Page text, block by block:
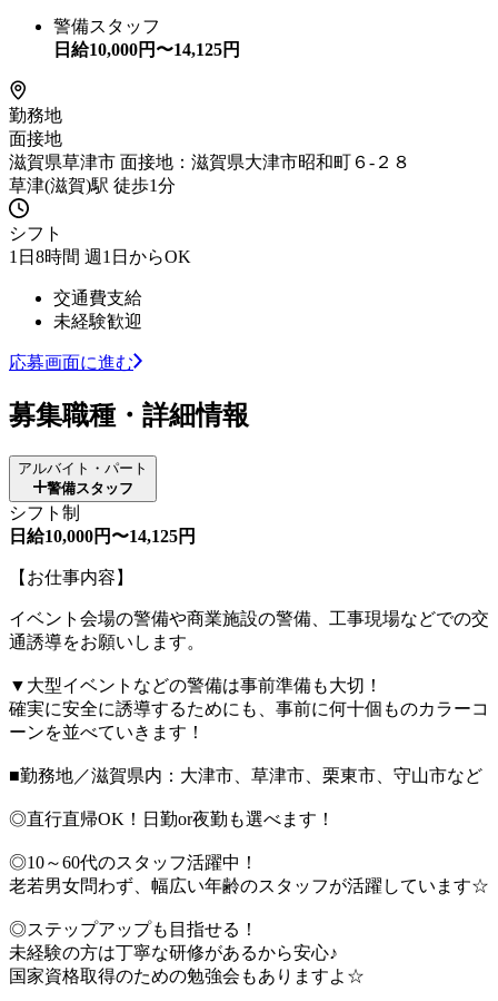
警備スタッフ
日給10,000円〜14,125円
勤務地
面接地
滋賀県草津市 面接地：滋賀県大津市昭和町６-２８
草津(滋賀)駅 徒歩1分
シフト
1日8時間 週1日からOK
交通費支給
未経験歓迎
応募画面に進む
募集職種・詳細情報
アルバイト・パート
警備スタッフ
シフト制
日給10,000円〜14,125円
【お仕事内容】
イベント会場の警備や商業施設の警備、工事現場などでの交
通誘導をお願いします。
▼大型イベントなどの警備は事前準備も大切！
確実に安全に誘導するためにも、事前に何十個ものカラーコ
ーンを並べていきます！
■勤務地／滋賀県内：大津市、草津市、栗東市、守山市など
◎直行直帰OK！日勤or夜勤も選べます！
◎10～60代のスタッフ活躍中！
老若男女問わず、幅広い年齢のスタッフが活躍しています☆
◎ステップアップも目指せる！
未経験の方は丁寧な研修があるから安心♪
国家資格取得のための勉強会もありますよ☆